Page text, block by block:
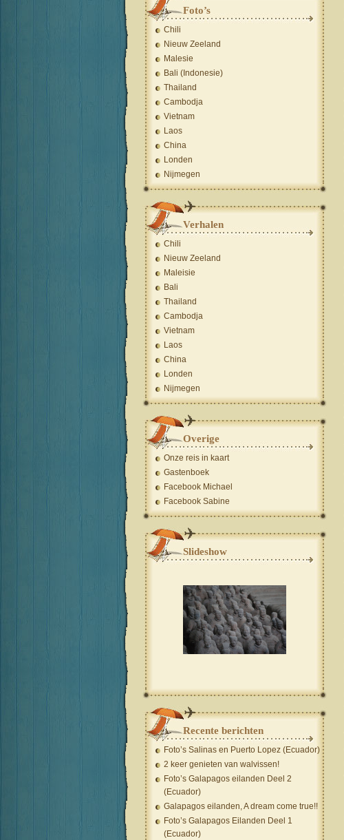
Foto’s
Chili
Nieuw Zeeland
Malesie
Bali (Indonesie)
Thailand
Cambodja
Vietnam
Laos
China
Londen
Nijmegen
Verhalen
Chili
Nieuw Zeeland
Maleisie
Bali
Thailand
Cambodja
Vietnam
Laos
China
Londen
Nijmegen
Overige
Onze reis in kaart
Gastenboek
Facebook Michael
Facebook Sabine
Slideshow
Recente berichten
Foto’s Salinas en Puerto Lopez (Ecuador)
2 keer genieten van walvissen!
Foto’s Galapagos eilanden Deel 2
(Ecuador)
Galapagos eilanden, A dream come true!!
Foto’s Galapagos Eilanden Deel 1
(Ecuador)